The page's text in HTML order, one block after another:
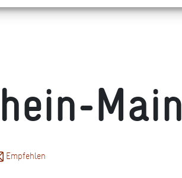
Main
Empfehlen